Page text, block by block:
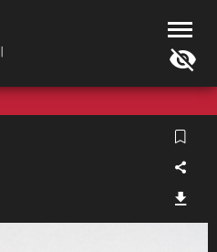
Muzea
Wielkopolski